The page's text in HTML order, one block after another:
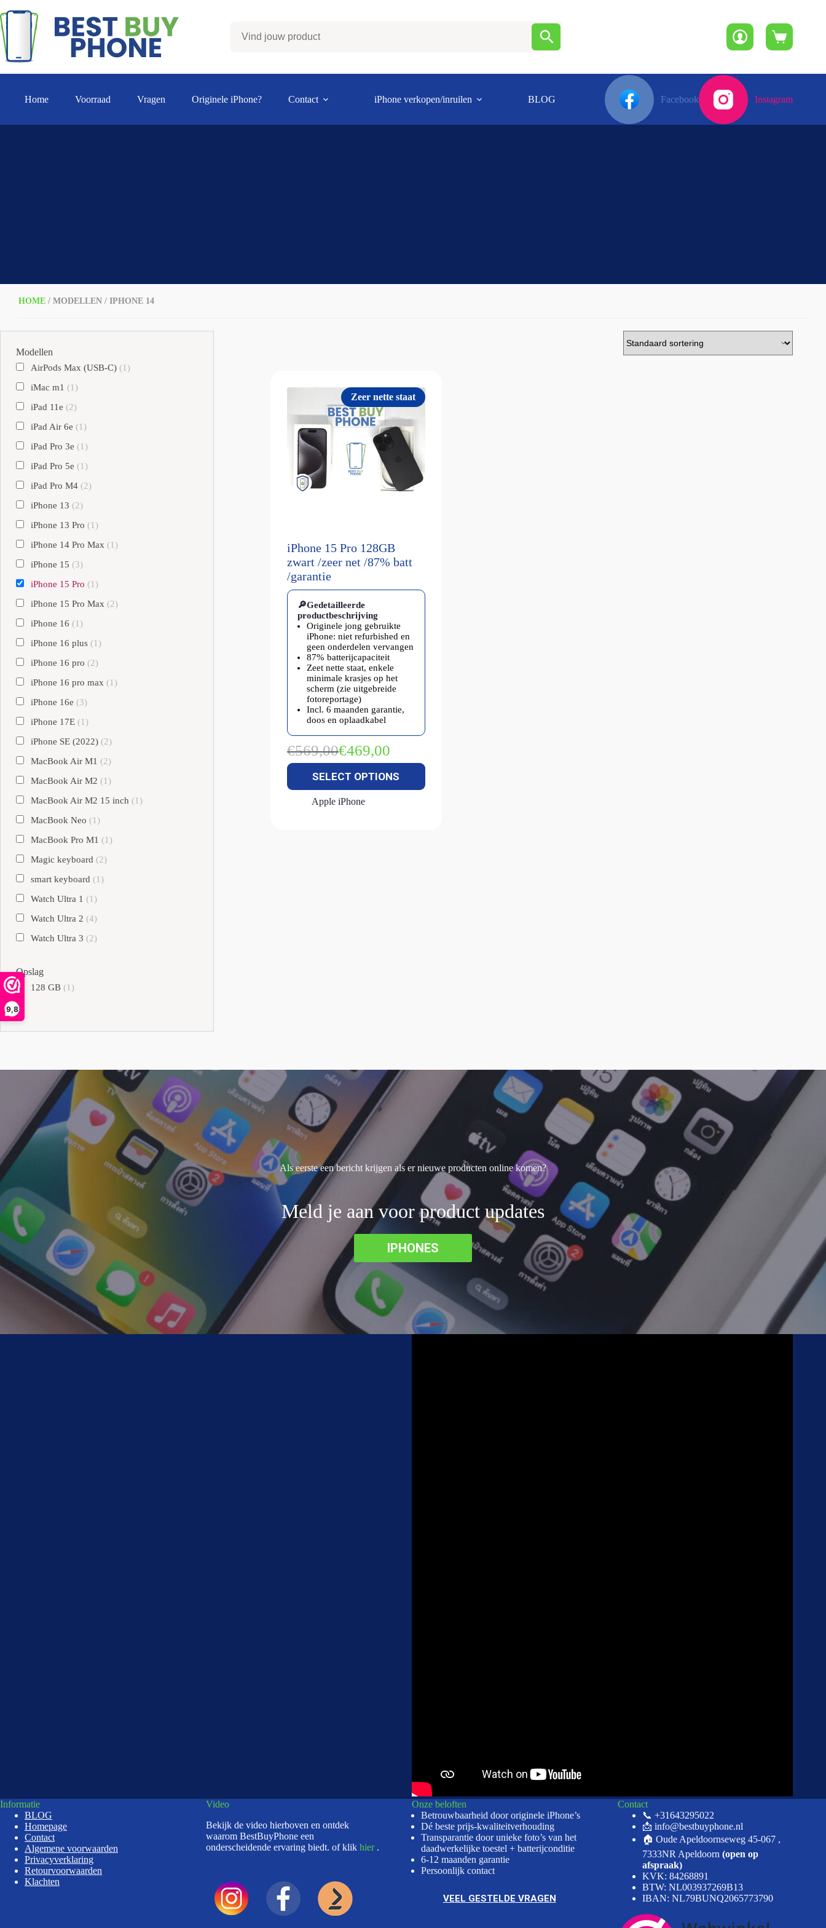
9,8
naar
de
inhoud
Winkelwagen
Home Voorraad Vragen Originele iPhone? Contact iPhone verkopen/inruilen BLOG Facebook Instagram
HOME / MODELLEN / IPHONE 14
Zeer nette staat
iPhone 15 Pro 128GB
zwart /zeer net /87% batt
/garantie
🔎Gedetailleerde
productbeschrijving
Originele jong gebruikte
iPhone: niet refurbished en
geen onderdelen vervangen
87% batterijcapaciteit
Zeet nette staat, enkele
minimale krasjes op het
scherm (zie uitgebreide
fotoreportage)
Incl. 6 maanden garantie,
doos en oplaadkabel
€569,00Oorspronkelijke
prijs
was:
€569,00.
€469,00
Huidige
prijs
is:
€469,00.
SELECT OPTIONS
Apple iPhone
Modellen
AirPods Max (USB-C) (1)
iMac m1 (1)
iPad 11e (2)
iPad Air 6e (1)
iPad Pro 3e (1)
iPad Pro 5e (1)
iPad Pro M4 (2)
iPhone 13 (2)
iPhone 13 Pro (1)
iPhone 14 Pro Max (1)
iPhone 15 (3)
iPhone 15 Pro (1)
iPhone 15 Pro Max (2)
iPhone 16 (1)
iPhone 16 plus (1)
iPhone 16 pro (2)
iPhone 16 pro max (1)
iPhone 16e (3)
iPhone 17E (1)
iPhone SE (2022) (2)
MacBook Air M1 (2)
MacBook Air M2 (1)
MacBook Air M2 15 inch (1)
MacBook Neo (1)
MacBook Pro M1 (1)
Magic keyboard (2)
smart keyboard (1)
Watch Ultra 1 (1)
Watch Ultra 2 (4)
Watch Ultra 3 (2)
Opslag
128 GB (1)
Als eerste een bericht krijgen als er nieuwe producten online komen?
Meld je aan voor product updates
IPHONES
Informatie
BLOG
Homepage
Contact
Algemene voorwaarden
Privacyverklaring
Retourvoorwaarden
Klachten
Video
Bekijk de video hierboven en ontdek
waarom BestBuyPhone een
onderscheidende ervaring biedt. of klikhier .
Onze beloften
Betrouwbaarheid door originele iPhone’s
Dé beste prijs-kwaliteitverhouding
Transparantie door unieke foto’s van het
daadwerkelijke toestel + batterijconditie
6-12 maanden garantie
Persoonlijk contact
VEEL GESTELDE VRAGEN
Contact
📞 +31643295022
📩 info@bestbuyphone.nl
🏠 Oude Apeldoornseweg 45-067 ,
7333NR Apeldoorn(open op
afspraak)
KVK: 84268891
BTW: NL003937269B13
IBAN: NL79BUNQ2065773790